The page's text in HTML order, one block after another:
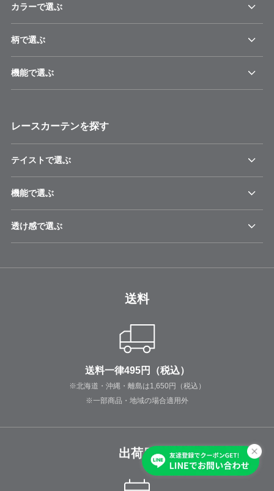
カラーで選ぶ
柄で選ぶ
機能で選ぶ
レースカーテンを探す
テイストで選ぶ
機能で選ぶ
透け感で選ぶ
送料
送料一律495円（税込）
※北海道・沖縄・離島は1,650円（税込）
※一部商品・地域の場合適用外
出荷日